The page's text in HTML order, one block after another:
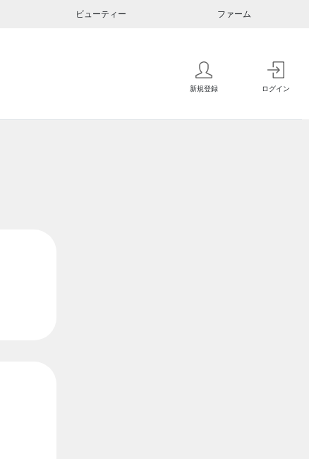
ビューティー ファーム
新規登録 ログイン